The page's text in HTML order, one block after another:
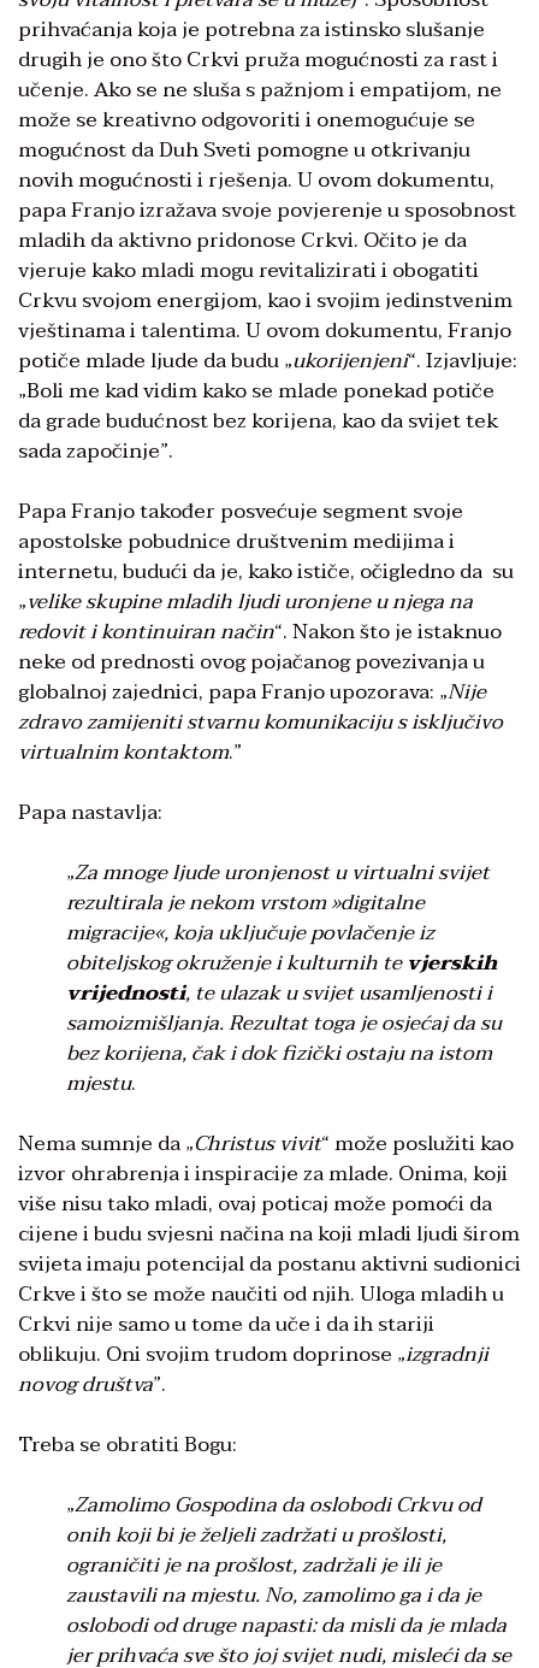
prihvaćanja koja je potrebna za istinsko slušanje
drugih je ono što Crkvi pruža mogućnosti za rast i
učenje. Ako se ne sluša s pažnjom i empatijom, ne
može se kreativno odgovoriti i onemogućuje se
mogućnost da Duh Sveti pomogne u otkrivanju
novih mogućnosti i rješenja. U ovom dokumentu,
papa Franjo izražava svoje povjerenje u sposobnost
mladih da aktivno pridonose Crkvi. Očito je da
vjeruje kako mladi mogu revitalizirati i obogatiti
Crkvu svojom energijom, kao i svojim jedinstvenim
vještinama i talentima. U ovom dokumentu, Franjo
potiče mlade ljude da budu „ukorijenjeni“. Izjavljuje:
„Boli me kad vidim kako se mlade ponekad potiče
da grade budućnost bez korijena, kao da svijet tek
sada započinje”.
Papa Franjo također posvećuje segment svoje
apostolske pobudnice društvenim medijima i
internetu, budući da je, kako ističe, očigledno da su
„velike skupine mladih ljudi uronjene u njega na
redovit i kontinuiran način“. Nakon što je istaknuo
neke od prednosti ovog pojačanog povezivanja u
globalnoj zajednici, papa Franjo upozorava: „Nije
zdravo zamijeniti stvarnu komunikaciju s isključivo
virtualnim kontaktom.”
Papa nastavlja:
„Za mnoge ljude uronjenost u virtualni svijet
rezultirala je nekom vrstom »digitalne
migracije«, koja uključuje povlačenje iz
obiteljskog okruženje i kulturnih tevjerskih
vrijednosti, te ulazak u svijet usamljenosti i
samoizmišljanja. Rezultat toga je osjećaj da su
bez korijena, čak i dok fizički ostaju na istom
mjestu.
Nema sumnje da „Christus vivit“ može poslužiti kao
izvor ohrabrenja i inspiracije za mlade. Onima, koji
više nisu tako mladi, ovaj poticaj može pomoći da
cijene i budu svjesni načina na koji mladi ljudi širom
svijeta imaju potencijal da postanu aktivni sudionici
Crkve i što se može naučiti od njih. Uloga mladih u
Crkvi nije samo u tome da uče i da ih stariji
oblikuju. Oni svojim trudom doprinose „izgradnji
novog društva”.
Treba se obratiti Bogu:
„Zamolimo Gospodina da oslobodi Crkvu od
onih koji bi je željeli zadržati u prošlosti,
ograničiti je na prošlost, zadržali je ili je
zaustavili na mjestu. No, zamolimo ga i da je
oslobodi od druge napasti: da misli da je mlada
jer prihvaća sve što joj svijet nudi, misleći da se